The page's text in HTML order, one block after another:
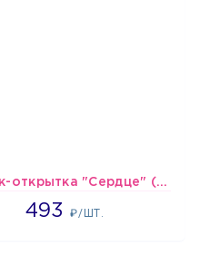
Шарик-открытка "Сердце" (45 см) - 2
493₽/ШТ.
493